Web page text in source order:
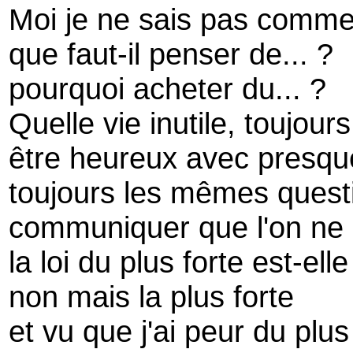
Moi je ne sais pas
que faut-il penser de... ?
pourquoi acheter du... ?
Quelle vie inutile,
être heureux avec
toujours les mêmes
communiquer que l'on
la loi du plus forte est-
non mais la plus forte
et vu que j'ai peur du